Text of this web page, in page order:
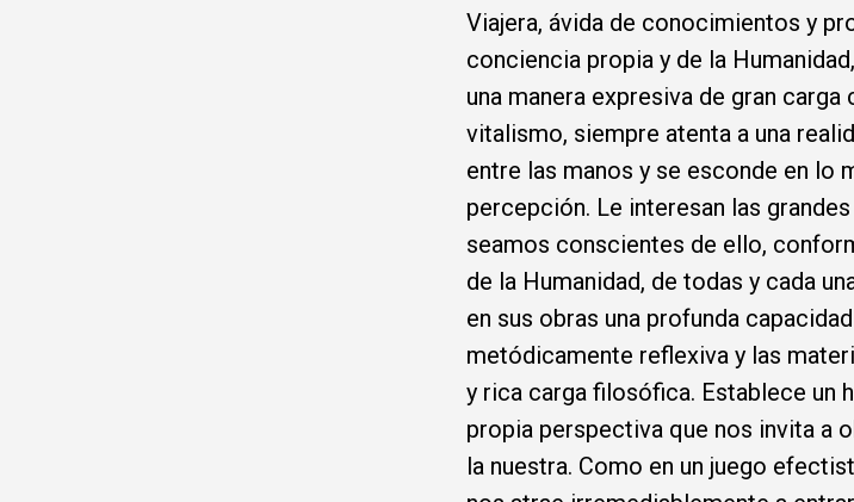
Viajera, ávida de conocimientos y
conciencia propia y de la
una manera expresiva de gran
vitalismo, siem­pre atenta a una
entre las manos y se esconde en lo
percepción. Le interesan las
seamos conscientes de ello,
de la Humanidad, de todas y cada
en sus obras una profunda
metódicamente reflexiva y las
y rica carga filosófica. Establece un
propia perspectiva que nos invita a
la nuestra. Como en un juego